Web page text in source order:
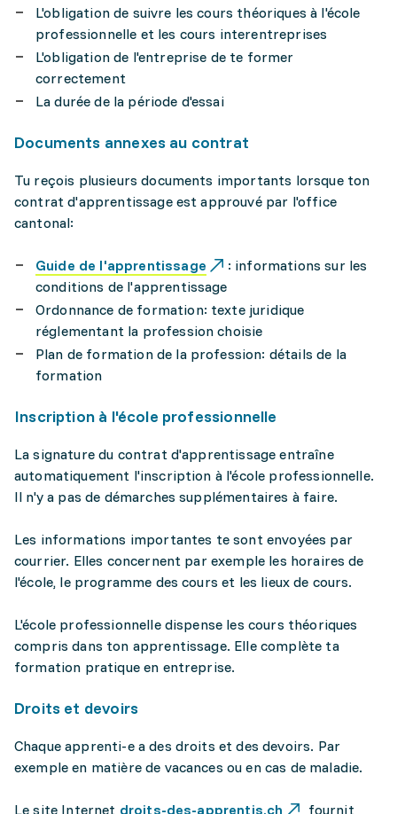
L'obligation de suivre les cours théoriques à l'école
professionnelle et les cours interentreprises
L'obligation de l'entreprise de te former
correctement
La durée de la période d'essai
Documents annexes au contrat
Tu reçois plusieurs documents importants lorsque ton
contrat d'apprentissage est approuvé par l'office
cantonal:
Guide de l'apprentissage
: informations sur les
conditions de l'apprentissage
Ordonnance de formation: texte juridique
réglementant la profession choisie
Plan de formation de la profession: détails de la
formation
Inscription à l'école professionnelle
La signature du contrat d'apprentissage entraîne
automatiquement l'inscription à l'école professionnelle.
Il n'y a pas de démarches supplémentaires à faire.
Les informations importantes te sont envoyées par
courrier. Elles concernent par exemple les horaires de
l'école, le programme des cours et les lieux de cours.
L'école professionnelle dispense les cours théoriques
compris dans ton apprentissage. Elle complète ta
formation pratique en entreprise.
Droits et devoirs
Chaque apprenti-e a des droits et des devoirs. Par
exemple en matière de vacances ou en cas de maladie.
Le site Internet droits-des-apprentis.ch fournit